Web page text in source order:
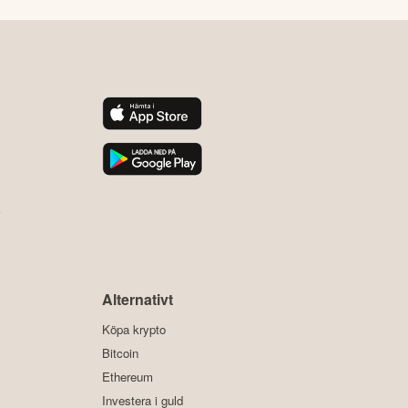
Alternativt
Köpa krypto
Bitcoin
Ethereum
Investera i guld